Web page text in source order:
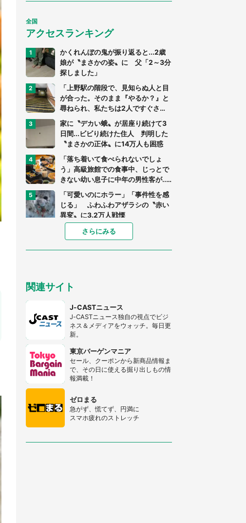
全国
アクセスランキング
かくれんぼの鬼が振り返ると...2歳
娘が〝まさかの姿〟に 父「2～3分
探しました」
「上野駅の階段で、見知らぬ人と目
が合った。そのまま『やるか？』と
尋ねられ、私たちは2人ですぐさ
ま...」（茨城県・70代男性）
家に〝デカい蛾〟が居座り続けて3
日間...ビビり続けた住人 判明した
〝まさかの正体〟に14万人も困惑
「落ち着いて食べられないでしょ
う」高級旅館での食事中、じっとで
きない幼い息子に中年の男性客が...
（東京都・40代男性）
「可愛いのにホラー」「事件性を感
じる」 ふわふわアザラシの〝赤い
異変〟に3.2万人戦慄
「孫にあげると思って、あなたにこ
れをあげる」 真夏の山道で見知ら
ぬお婆さんに握らされたもの（山口
生の野菜〟に6.5万人戦慄
「閉所恐怖症の私は新幹線で大パニ
ック。隣席の青年に『手を繋いで』
とお願いしたら...」 体験談に8万
人感動
「富豪すぎ」1歳息子の〝店頭駄々
こね〟の内容に1.7万人驚がく 「お
菓子売り場ならまだしも...」「ハー
ドル高い」
あまりにも四角すぎる猫、激写され
る 「これもう座布団だろ」「食パ
ンの耳」と1.4万人困惑
さらにみる
関連サイト
J-CASTニュース
J-CASTニュース独自の視点でビジ
ネス＆メディアをウォッチ。毎日更
新。
東京バーゲンマニア
セール、クーポンから新商品情報ま
で、その日に使える掘り出しもの情
報満載！
ゼロまる
急がず、慌てず、円満に
スマホ疲れのストレッチ